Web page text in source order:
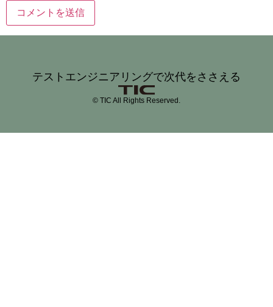
テストエンジニアリングで次代をささえる
© TIC All Rights Reserved.